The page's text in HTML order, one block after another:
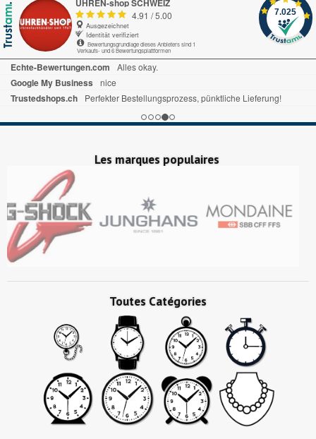
UHREN-shop SCHWEIZ
4.91 /5.00
Ausgezeichnet
Identität verifiziert
Bewertungsgrundlage dieses Anbieters sind 1
Verkaufs- und 6 Bewertungsplattformen
7.025
Echte-Bewertungen.com Alles okay.
Google My Business nice
Trustedshops.ch Perfekter Bestellungsprozess, pünktliche Lieferung!
Les marques populaires
Toutes Catégories